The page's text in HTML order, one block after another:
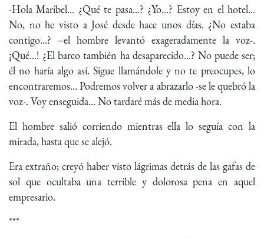
-Hola Maribel... ¿Qué te pasa...? ¿Yo...? Estoy en el hotel...
No, no he visto a José desde hace unos días. ¿No estaba
contigo...? –el hombre levantó exageradamente la voz-.
¡Qué...! ¿El barco también ha desaparecido...? No puede ser;
él no haría algo así. Sigue llamándole y no te preocupes, lo
encontraremos… Podremos volver a abrazarlo -se le quebró la
voz-. Voy enseguida... No tardaré más de media hora.
El hombre salió corriendo mientras ella lo seguía con la
mirada, hasta que se alejó.
Era extraño; creyó haber visto lágrimas detrás de las gafas de
sol que ocultaba una terrible y dolorosa pena en aquel
empresario.
***